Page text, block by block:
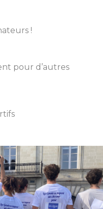
!
pour d’autres